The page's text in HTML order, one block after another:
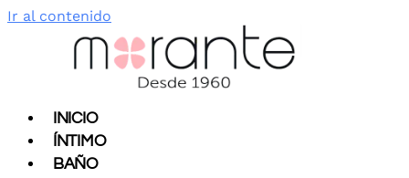
Ir al contenido
INICIO
ÍNTIMO
BAÑO